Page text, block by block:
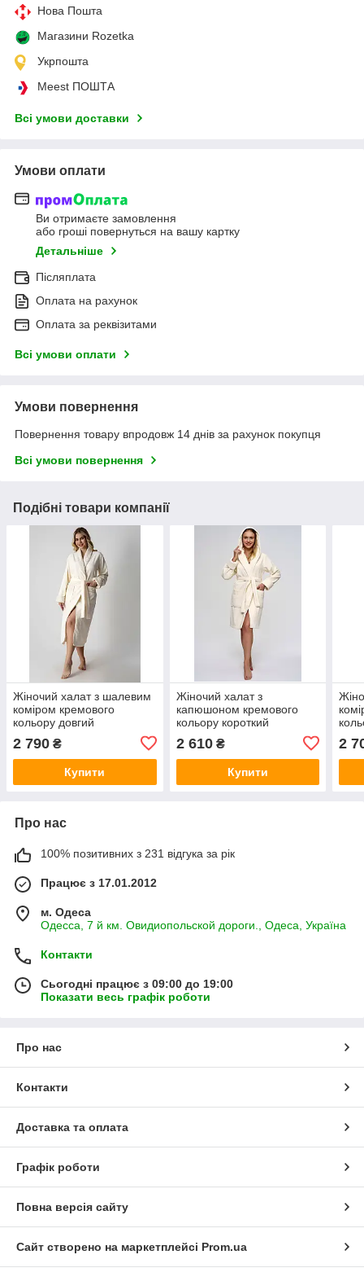
Нова Пошта
Магазини Rozetka
Укрпошта
Meest ПОШТА
Всі умови доставки
Умови оплати
Ви отримаєте замовлення
або гроші повернуться на вашу картку
Детальніше
Післяплата
Оплата на рахунок
Оплата за реквізитами
Всі умови оплати
Умови повернення
Повернення товару впродовж 14 днів за рахунок покупця
Всі умови повернення
Подібні товари компанії
Жіночий халат з шалевим
коміром кремового
кольору довгий
запах Nusa NS-4347
2 790 ₴
Купити
Жіночий халат з
капюшоном кремового
кольору короткий
запах Nusa NS-4345
2 610₴
Купити
2
Про нас
100% позитивних з 231 відгука за рік
Працює з 17.01.2012
м. Одеса
Одесса, 7 й км. Овидиопольской дороги., Одеса, Україна
Контакти
Сьогодні працює з 09:00 до 19:00
Показати весь графік роботи
Про нас
Контакти
Доставка та оплата
Графік роботи
Повна версія сайту
Сайт створено на маркетплейсі Prom.ua